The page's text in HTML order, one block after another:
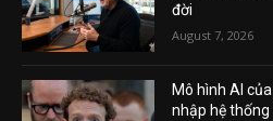
đời
August 7, 2026
Mô hình AI
nhập hệ